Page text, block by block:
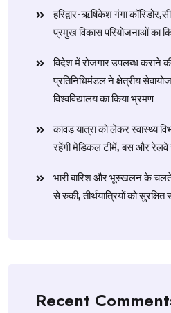
हरिद्वार-ऋषिकेश गंगा
प्रमुख विकास परियोजनाओं का
विदेश में रोजगार उपलब्ध कराने
प्रतिनिधिमंडल ने क्षेत्रीय
विश्वविद्यालय का किया भ्रमण
​कांवड़ यात्रा को लेकर स्वास्थ्य
रहेंगी मेडिकल टीमें, बस और रेलवे
​भारी बारिश और भूस्खलन के चलते
से रुकी, तीर्थयात्रियों को
Recent